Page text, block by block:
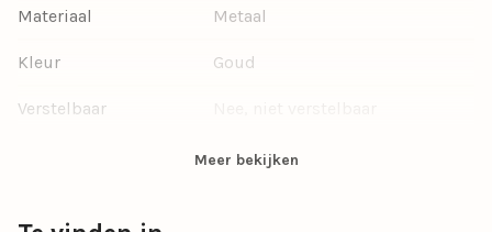
Materiaal Metaal
Kleur Goud
Verstelbaar
6.5
Meer bekijken